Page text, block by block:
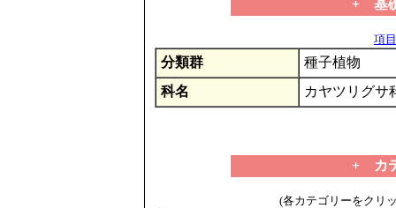
+ 基
項
分類群
種子植物
科名
カヤツリグサ
+ カ
(各カテゴリーをクリ